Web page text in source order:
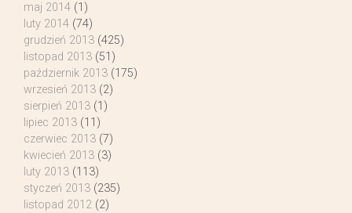
maj 2014 (1)
luty 2014 (74)
grudzień 2013 (425)
listopad 2013 (51)
październik 2013 (175)
wrzesień 2013 (2)
sierpień 2013 (1)
lipiec 2013 (11)
czerwiec 2013 (7)
kwiecień 2013 (3)
luty 2013 (113)
styczeń 2013 (235)
listopad 2012 (2)